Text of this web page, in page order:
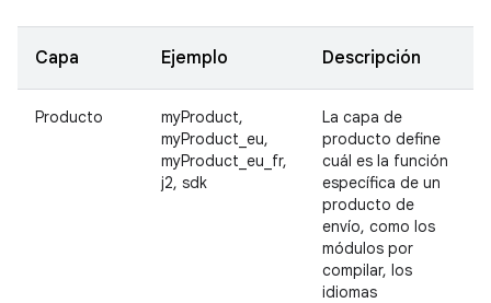
Capa Ejemplo Descripción
Producto
myProduct,
myProduct_eu,
myProduct_eu_fr,
j2, sdk
La capa de
producto define
cuál es la función
específica de un
producto de
envío, como los
módulos por
compilar, los
idiomas